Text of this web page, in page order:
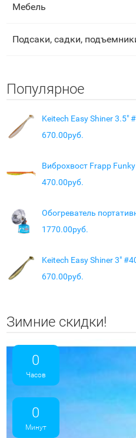
Мебель
Подсаки, садки,
Популярное
Keitech Easy Shiner 3.5"
670.00руб.
Виброхвост Frapp
470.00руб.
1770.00руб.
Keitech Easy Shiner 3"
670.00руб.
Зимние скидки!
0
Часов
0
Минут